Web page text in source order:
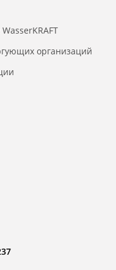
организаций